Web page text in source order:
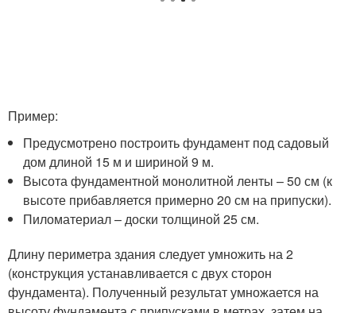
Пример:
Предусмотрено построить фундамент под садовый
дом длиной 15 м и шириной 9 м.
Высота фундаментной монолитной ленты – 50 см (к
высоте прибавляется примерно 20 см на припуски).
Пиломатериал – доски толщиной 25 см.
Длину периметра здания следует умножить на 2
(конструкция устанавливается с двух сторон
фундамента). Полученный результат умножается на